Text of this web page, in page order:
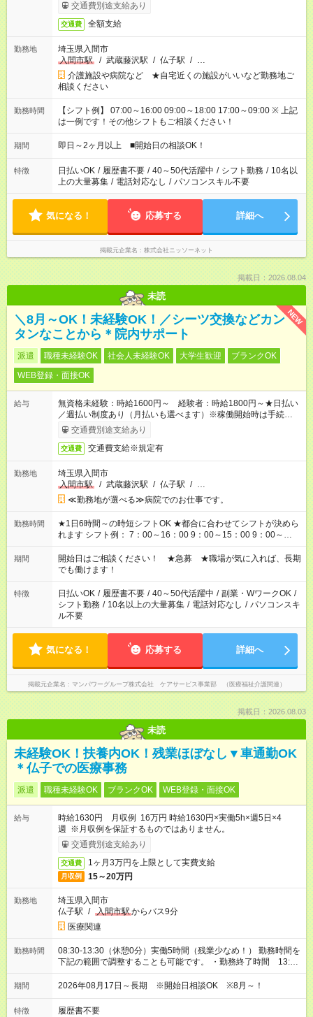
交通費別途支給あり
交通費 全額支給
勤務地
埼玉県入間市
入間市駅
/ 武蔵藤沢駅 / 仏子駅 / …
介護施設や病院など ★自宅近くの施設がいいなど勤務地ご
相談ください
勤務時間
【シフト例】 07:00～16:00 09:00～18:00 17:00～09:00 ※ 上記
は一例です！その他シフトもご相談ください！
期間 即日～2ヶ月以上 ■開始日の相談OK！
特徴 日払いOK / 履歴書不要 / 40～50代活躍中 / シフト勤務 / 10名以
上の大量募集 / 電話対応なし / パソコンスキル不要
気になる！ 応募する 詳細へ
掲載元企業名 株式会社ニッソーネット
掲載日：2026.08.04
未読
NEW
＼8月～OK！未経験OK！／シーツ交換などカン
タンなことから＊院内サポート
派遣 職種未経験OK 社会人未経験OK 大学生歓迎
ブランクOK
WEB登録・面接OK
給与
無資格未経験：時給1600円～ 経験者：時給1800円～★日払い
／週払い制度あり（月払いも選べます）※稼働開始時は手続き完
了次第のお支払いとなります。
交通費別途支給あり
交通費 交通費支給※規定有
勤務地
埼玉県入間市
入間市駅
/ 武蔵藤沢駅 / 仏子駅 / …
≪勤務地が選べる≫病院でのお仕事です。
勤務時間
★1日6時間～の時短シフトOK ★都合に合わせてシフトが決めら
れます シフト例： 7：00～16：00 9：00～15：00 9：00～
18：00 11：00～20：00 など ※Wワークの場合、他のお仕事と
合わせ週40時間超の就業はご案内できません ※法令に基づき、
週20時間以上勤務は社会保険への加入対象となります ※労働者
派遣法（日雇い派遣の原則禁止）により、短時間・短期間の就
業はご案内が難しい場合があります
期間
開始日はご相談ください！ ★急募 ★職場が気に入れば、長期
でも働けます！
特徴 日払いOK / 履歴書不要 / 40～50代活躍中 / 副業・WワークOK /
シフト勤務 / 10名以上の大量募集 / 電話対応なし / パソコンスキ
ル不要
気になる！ 応募する 詳細へ
掲載元企業名 マンパワーグループ株式会社 ケアサービス事業部 （医療福祉介護関連）
掲載日：2026.08.03
未読
未経験OK！扶養内OK！残業ほぼなし▼車通勤OK
＊仏子での医療事務
派遣 職種未経験OK ブランクOK WEB登録・面接OK
給与
時給1630円 月収例 16万円 時給1630円×実働5h×週5日×4
週 ※月収例を保証するものではありません。
交通費別途支給あり
交通費 1ヶ月3万円を上限として実費支給
月収例 15～20万円
勤務地
埼玉県入間市
仏子駅 / 入間市駅からバス9分
医療関連
勤務時間
08:30-13:30（休憩0分）実働5時間（残業少なめ！） 勤務時間を
下記の範囲で調整することも可能です。 ・勤務終了時間 13:00
～13:30 ・実働 04:30～05:00
期間 2026年08月17日～長期 ※開始日相談OK ※8月～！
特徴 履歴書不要